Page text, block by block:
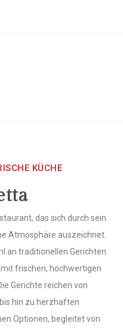
KÜCHE
das sich durch sein
Atmosphäre auszeichnet.
an traditionellen Gerichten
frischen, hochwertigen
Gerichte reichen von
hin zu herzhaften
Optionen, begleitet von